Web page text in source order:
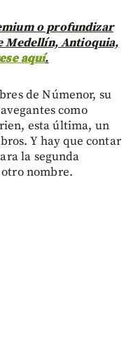
o profundizar
Medellín, Antioquia,
aquí.
de Númenor, su
como
esta última, un
Y hay que contar
la segunda
nombre.